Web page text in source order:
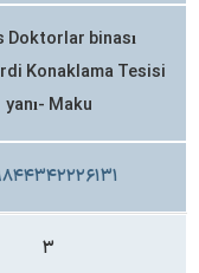
Doktorlar binası
Konaklama Tesisi
yanı- Maku
۳